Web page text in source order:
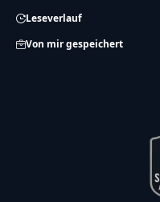
Leseverlauf
Von mir gespeichert